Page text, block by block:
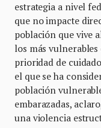
estrategia a nivel
que no impacte
población que vive
los más
prioridad de
el que se ha
población
embarazadas,
una violencia